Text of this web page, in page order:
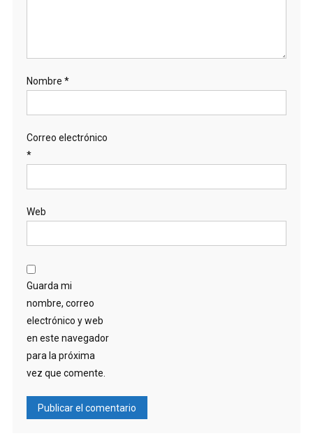
Nombre *
Correo electrónico
*
Web
Guarda mi
nombre, correo
electrónico y web
en este navegador
para la próxima
vez que comente.